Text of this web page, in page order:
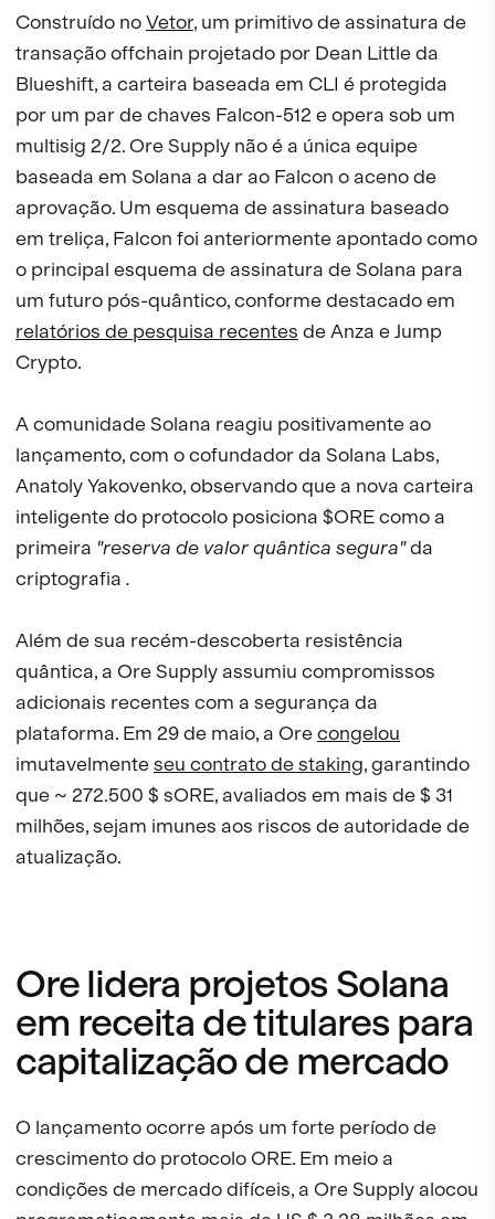
Construído noVetor, um primitivo de assinatura de
transação offchain projetado por Dean Little da
Blueshift, a carteira baseada em CLI é protegida
por um par de chaves Falcon-512 e opera sob um
multisig 2/2. Ore Supply não é a única equipe
baseada em Solana a dar ao Falcon o aceno de
aprovação. Um esquema de assinatura baseado
em treliça, Falcon foi anteriormente apontado como
o principal esquema de assinatura de Solana para
um futuro pós-quântico, conforme destacado em
relatórios de pesquisa recentes de Anza e Jump
Crypto.
A comunidade Solana reagiu positivamente ao
lançamento, com o cofundador da Solana Labs,
Anatoly Yakovenko, observando que a nova carteira
inteligente do protocolo posiciona $ORE como a
primeira "reserva de valor quântica segura"da
criptografia .
Além de sua recém-descoberta resistência
quântica, a Ore Supply assumiu compromissos
adicionais recentes com a segurança da
plataforma. Em 29 de maio, a Orecongelou
imutavelmenteseu contrato de staking, garantindo
que ~ 272.500 $ sORE, avaliados em mais de $ 31
milhões, sejam imunes aos riscos de autoridade de
atualização.
Ore lidera projetos Solana
em receita de titulares para
capitalização de mercado
O lançamento ocorre após um forte período de
crescimento do protocolo ORE. Em meio a
condições de mercado difíceis, a Ore Supply alocou